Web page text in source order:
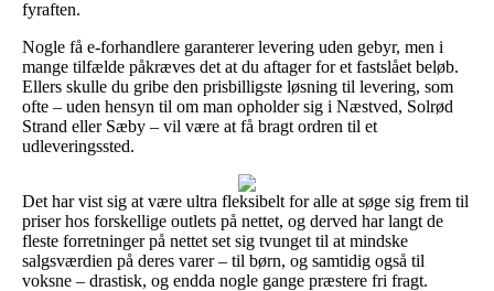
fyraften.
Nogle få e-forhandlere garanterer levering uden gebyr, men i
mange tilfælde påkræves det at du aftager for et fastslået beløb.
Ellers skulle du gribe den prisbilligste løsning til levering, som
ofte – uden hensyn til om man opholder sig i Næstved, Solrød
Strand eller Sæby – vil være at få bragt ordren til et
udleveringssted.
Det har vist sig at være ultra fleksibelt for alle at søge sig frem til
priser hos forskellige outlets på nettet, og derved har langt de
fleste forretninger på nettet set sig tvunget til at mindske
salgsværdien på deres varer – til børn, og samtidig også til
voksne – drastisk, og endda nogle gange præstere fri fragt.